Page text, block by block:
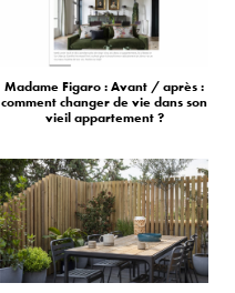
Madame Figaro : Avant / après :
comment changer de vie dans son
vieil appartement ?